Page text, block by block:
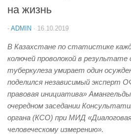
на жизнь
- ADMIN · 16.10.2019
В Казахстане по статистике
колючей проволокой в
туберкулеза умирает один
поделился независимый эксперт
правовая инициатива»
очередном заседании
органа (КСО) при МИД
человеческому измерению».